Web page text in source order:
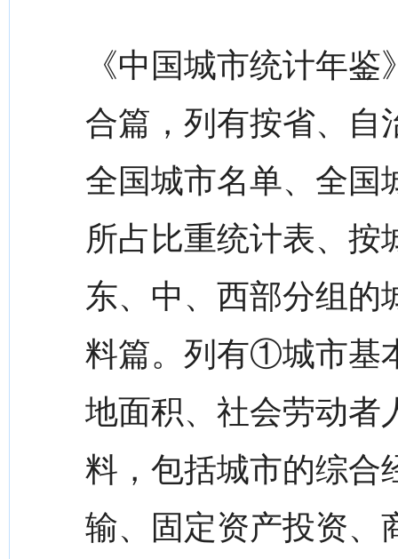
《中国城市统计年
合篇，列有按省、自
全国城市名单、全国
所占比重统计表、按
东、中、西部分组的
料篇。列有①城市基
地面积、社会劳动
料，包括城市的综合
输、固定资产投资、